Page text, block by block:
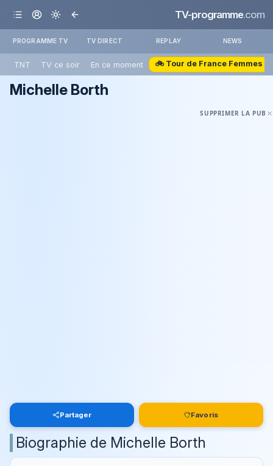
TV-programme.com
PROGRAMME TV TV DIRECT REPLAY NEWS
TNT TV ce soir En ce moment 🚲 Tour de France Femmes
Michelle Borth
SUPPRIMER LA PUB
Partager Favoris
Biographie de Michelle Borth